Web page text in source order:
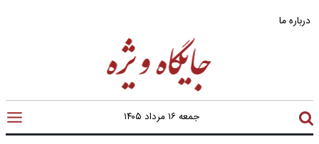
درباره ما
جمعه ۱۶ مرداد ۱۴۰۵